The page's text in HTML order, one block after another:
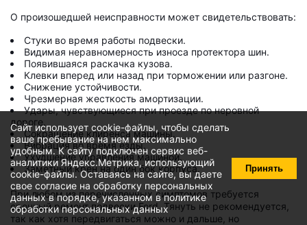
О произошедшей неисправности может свидетельствовать:
Стуки во время работы подвески.
Видимая неравномерность износа протектора шин.
Появившаяся раскачка кузова.
Клевки вперед или назад при торможении или разгоне.
Снижение устойчивости.
Чрезмерная жесткость амортизации.
Удары, чувствующиеся при проезде по неровной
дороге.
Сокращение клиренса машины.
Вибрация во время езды.
Ухудшение управления машиной.
Заметный крен на один бок корпуса.
При любом из перечисленных симптомов требуется
срочный ремонт подвески Ford. Тянуть не рекомендуется,
так как хотя передвигаться можно и дальше, но
Сайт использует cookie-файлы, чтобы сделать
ваше пребывание на нем максимально
удобным. К cайту подключен сервис веб-
аналитики Яндекс.Метрика, использующий
cookie-файлы. Оставаясь на сайте, вы даете
свое согласие на обработку персональных
данныхв порядке, указанном вполитике
обработки персональных данных
Принять